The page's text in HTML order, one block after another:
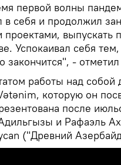
первой волны
в себя и продолжил
выпускать
Успокаивал себя
закончится", -
работы над
которую он
после
и Рафаэль
("Древний